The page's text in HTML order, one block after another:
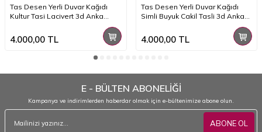
Tas Desen Yerli Duvar Kağıdı
Kultur Tasi Lacivert 3d Anka
4.000,00 TL
Tas Desen Yerli Duvar Kağıdı
Simli Buyuk Cakil Tasli 3d Anka
4.000,00TL
E - BÜLTEN ABONELİĞİ
Kampanya ve indirimlerden haberdar olmak için e-bültenimize abone olun.
ABONE OL